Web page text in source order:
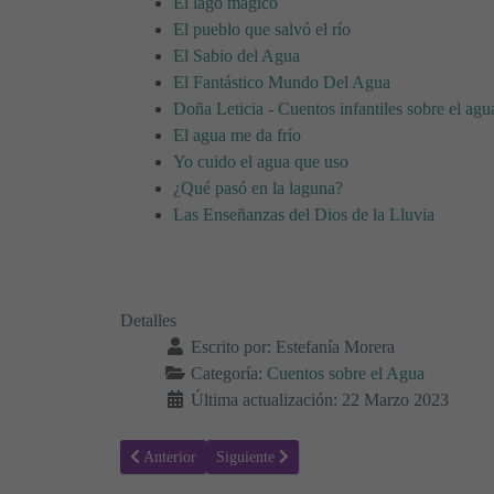
El pueblo que salvó el río
El Sabio del Agua
El Fantástico Mundo Del Agua
Doña Leticia - Cuentos infantiles sobre el
El agua me da frío
Yo cuido el agua que uso
¿Qué pasó en la laguna?
Las Enseñanzas del Dios de la Lluvia
Detalles
Escrito por: Estefanía Morera
Categoría: Cuentos sobre el Agua
Última actualización: 22 Marzo 2023
Artículo anterior: El Sabio del Agua 💧 - Cuentos para
Anterior Artículo siguiente: El pequeño sapo que
Siguiente